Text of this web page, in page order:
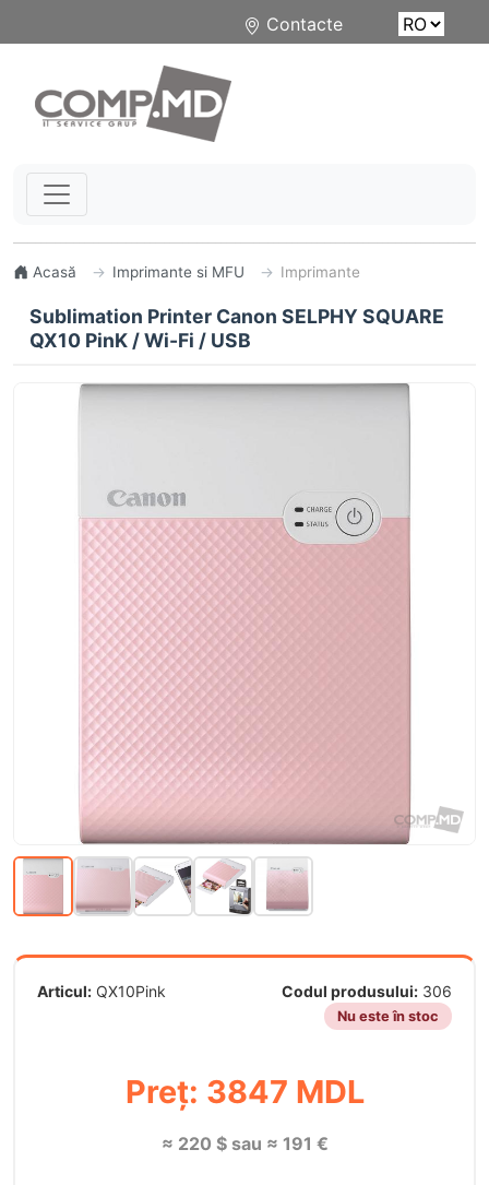
Contacte
Acasă Imprimante si MFU Imprimante
Sublimation Printer Canon SELPHY SQUARE
QX10 PinK / Wi-Fi / USB
Articul: QX10Pink Codul produsului: 306
Nu este în stoc
Preț: 3847 MDL
≈ 220 $ sau ≈ 191 €